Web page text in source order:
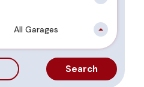
All Garages
Search